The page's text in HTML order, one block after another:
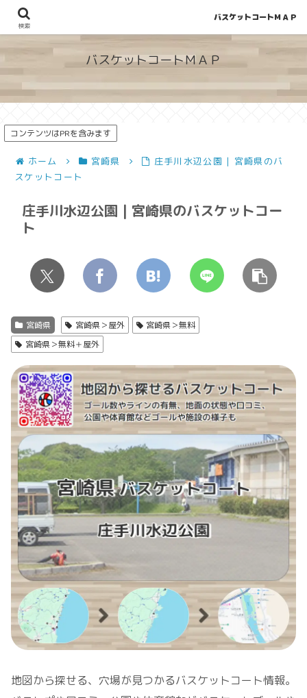
地図から探せる！穴場が見つかるバスケットコート情報
バスケットコートＭＡＰ
コンテンツはPRを含みます
ホーム 宮崎県
庄手川水辺公園 | 宮崎県のバ
スケットコート
庄手川水辺公園 | 宮崎県のバスケットコー
ト
宮崎県 宮崎県＞屋外
宮崎県＞無料
宮崎県＞無料＋屋外
地図から探せる、穴場が見つかるバスケットコート情報。
検索
バスケットコートＭＡＰ